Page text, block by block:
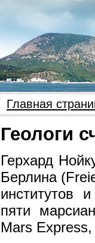
Главная
Геологи
Герхард
Берлина
институтов
пяти
Mars